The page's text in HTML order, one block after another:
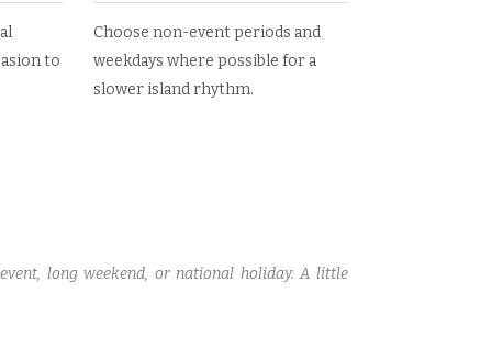
to
Choose non-event periods and
weekdays where possible for a
slower island rhythm.
long weekend, or national holiday. A little